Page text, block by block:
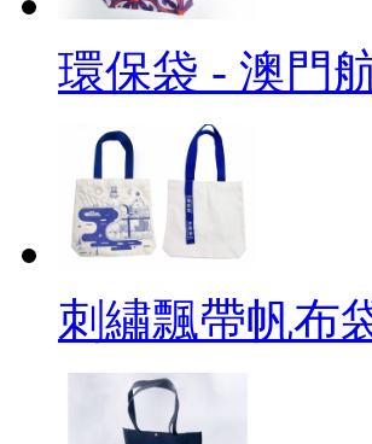
環保袋 - 澳門
刺繡飄帶帆布